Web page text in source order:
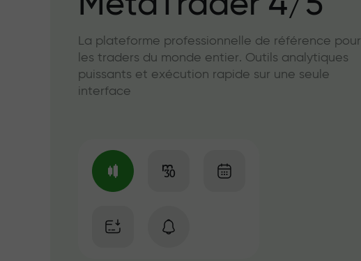
La plateforme professionnelle de référence pour
les traders du monde entier. Outils analytiques
puissants et exécution rapide sur une seule
interface